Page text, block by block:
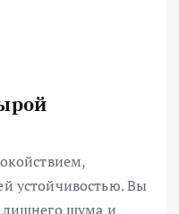
устойчивостью. Вы
лишнего шума и